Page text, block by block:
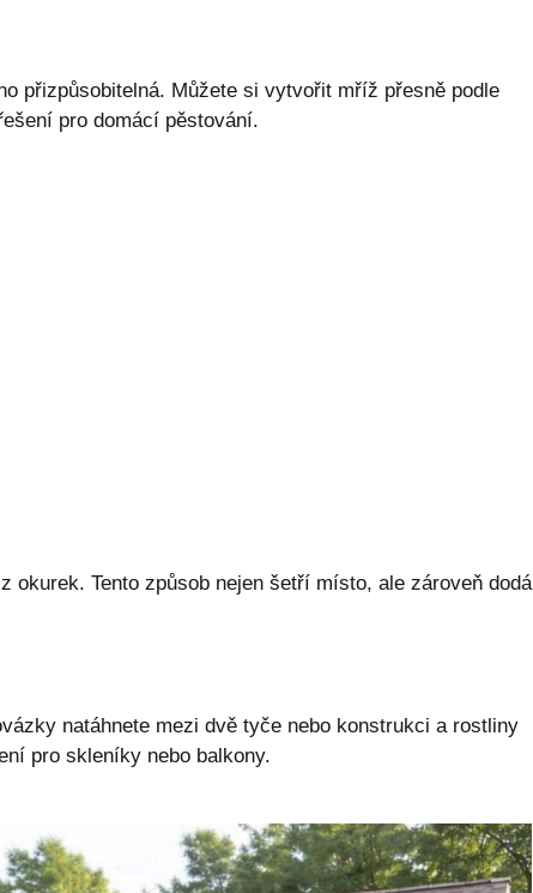
přizpůsobitelná. Můžete si vytvořit mříž přesně podle
pro domácí pěstování.
okurek. Tento způsob nejen šetří místo, ale zároveň dodá
natáhnete mezi dvě tyče nebo konstrukci a rostliny
pro skleníky nebo balkony.